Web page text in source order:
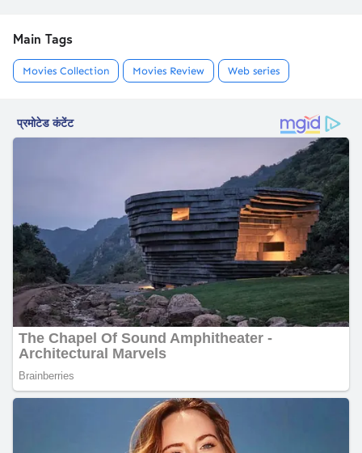
Main Tags
Movies Collection Movies Review Web series